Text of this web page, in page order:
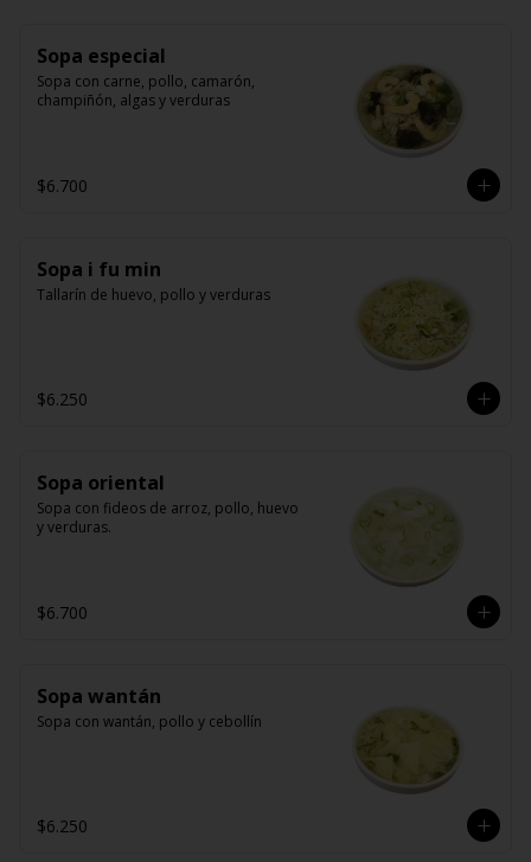
Sopa especial
Sopa con carne, pollo, camarón,
champiñón, algas y verduras
$6.700
Sopa i fu min
Tallarín de huevo, pollo y verduras
$6.250
Sopa oriental
Sopa con fideos de arroz, pollo, huevo
y verduras.
$6.700
Sopa wantán
Sopa con wantán, pollo y cebollín
$6.250